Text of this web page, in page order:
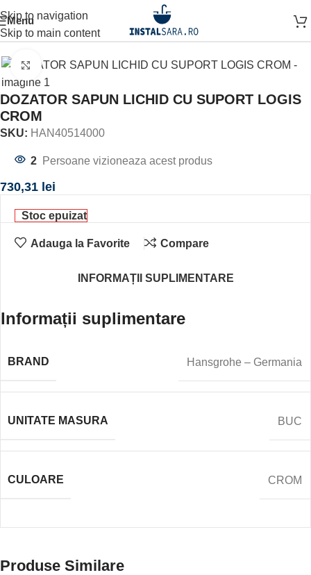
Skip to navigation
Skip to main content
Menu
Prima pagină ACCESORII BAIE ACCESORIU DE PERETE
Click to enlarge
DOZATOR SAPUN LICHID CU SUPORT LOGIS
CROM
SKU: HAN40514000
2 Persoane vizioneaza acest produs
730,31 lei
Stoc epuizat
Adauga la Favorite Compare
INFORMAȚII SUPLIMENTARE
Informații suplimentare
BRAND Hansgrohe – Germania
UNITATE MASURA BUC
CULOARE CROM
Produse Similare